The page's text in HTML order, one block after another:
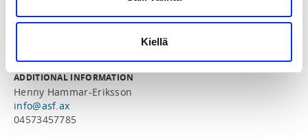
Kiellä
SPORTS
ADDITIONAL INFORMATION
Henny Hammar-Eriksson
info@asf.ax
04573457785